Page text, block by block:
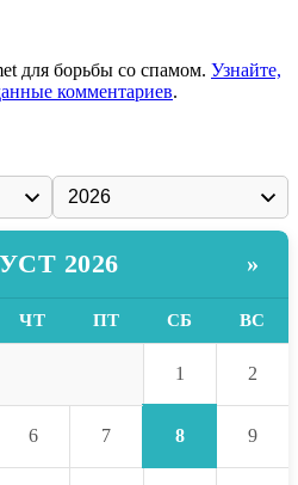
для борьбы со спамом. Узнайте,
комментариев.
2026 »
ЧТ ПТ СБ ВС
1 2
6 7 8 9